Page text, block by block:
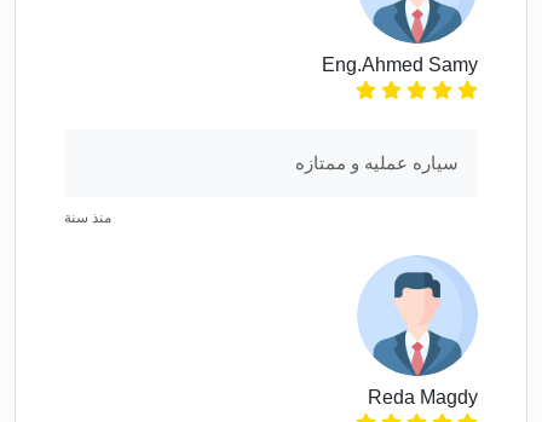
Eng.Ahmed Samy
سياره عمليه و ممتازه
منذ سنة
Reda Magdy